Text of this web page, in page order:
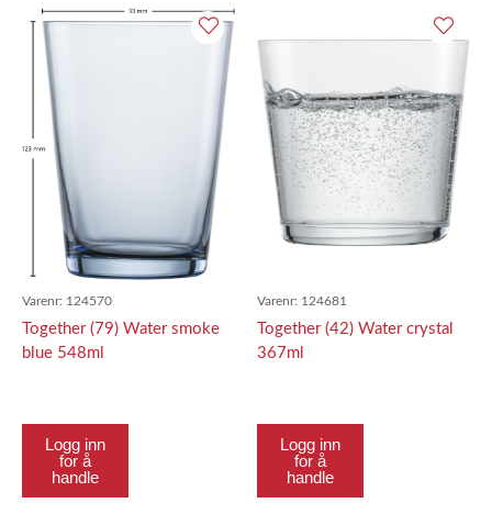
Varenr: 124570
Together (79) Water smoke
blue 548ml
Logg inn
for å
handle
Varenr: 124681
Together (42) Water crystal
367ml
Logg inn
for å
handle